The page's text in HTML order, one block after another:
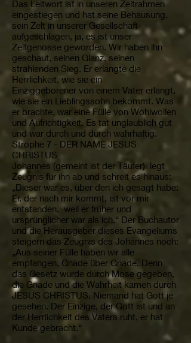
Das Leitwort ist in unseren Zeitrahmen
eingestiegen und hat seine Behausung,
sein Zelt in unserer Gesellschaft
aufgeschlagen, ja, es ist unser
Zeitgenosse geworden. Wir haben ihn
geschaut, seinen Glanz, seinen
strahlenden Sieg. Er erlangte die
Herrlichkeit, wie sie ein
Einziggeborener von einem Vater erlangt,
wie sie ein Lieblingssohn bekommt. Was
er brachte, war eine Fülle von Wohlwollen
und Aufrichtigkeit. Es tat unglaublich gut
und war durch und durch wahrhaftig.
Strophe 7 - DER NAME JESUS
CHRISTUS
Johannes (gemeint ist der Täufer) legt
Zeugnis für ihn ab und schreit es hinaus:
„Dieser war es, über den ich gesagt habe:
Er, der nach mir kommt, ist vor mir
entstanden, weil er früher und
ursprünglicher war als ich.“ Der Buchautor
und die Herausgeber dieses Evangeliums
steigern das Zeugnis des Johannes noch:
„Aus seiner Fülle haben wir alle
empfangen, Gnade über Gnade. Denn
das Gesetz wurde durch Mose gegeben,
die Gnade und die Wahrheit kamen durch
JESUS CHRISTUS. Niemand hat Gott je
gesehen. Der Einzige, der Gott ist und an
der Herrlichkeit des Vaters ruht, er hat
Kunde gebracht.“